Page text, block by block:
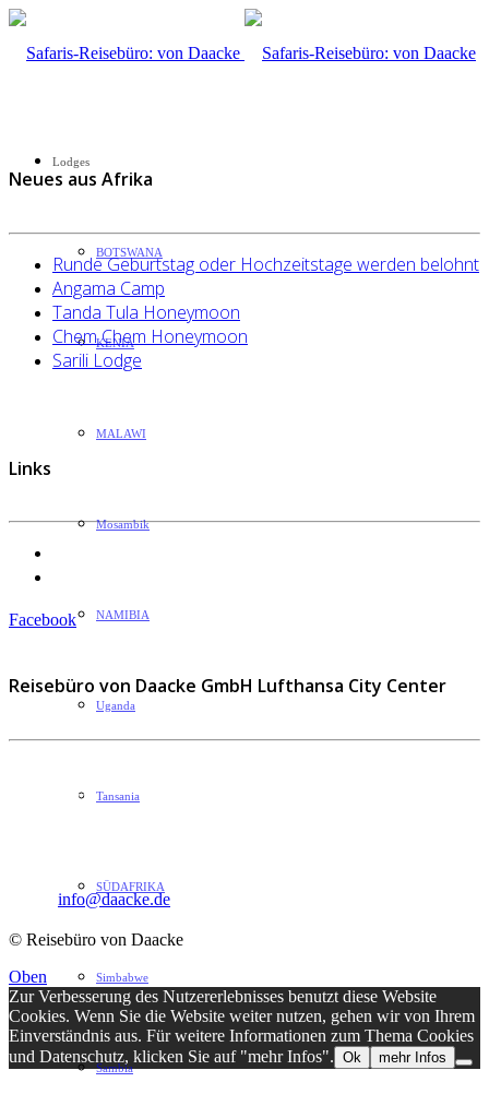
Lodges
BOTSWANA
KENIA
MALAWI
Mosambik
NAMIBIA
Uganda
Tansania
SÜDAFRIKA
Simbabwe
Sambia
Neues aus Afrika
Runde Geburtstag oder Hochzeitstage werden belohnt
Angama Camp
Tanda Tula Honeymoon
Chem Chem Honeymoon
Sarili Lodge
Links
Facebook
Reisebüro von Daacke GmbH Lufthansa City Center
D-22609 Hamburg
info@daacke.de
© Reisebüro von Daacke
Oben
Zur Verbesserung des Nutzererlebnisses benutzt diese Website
Cookies. Wenn Sie die Website weiter nutzen, gehen wir von Ihrem
Einverständnis aus. Für weitere Informationen zum Thema Cookies
und Datenschutz, klicken Sie auf "mehr Infos". Ok mehr Infos